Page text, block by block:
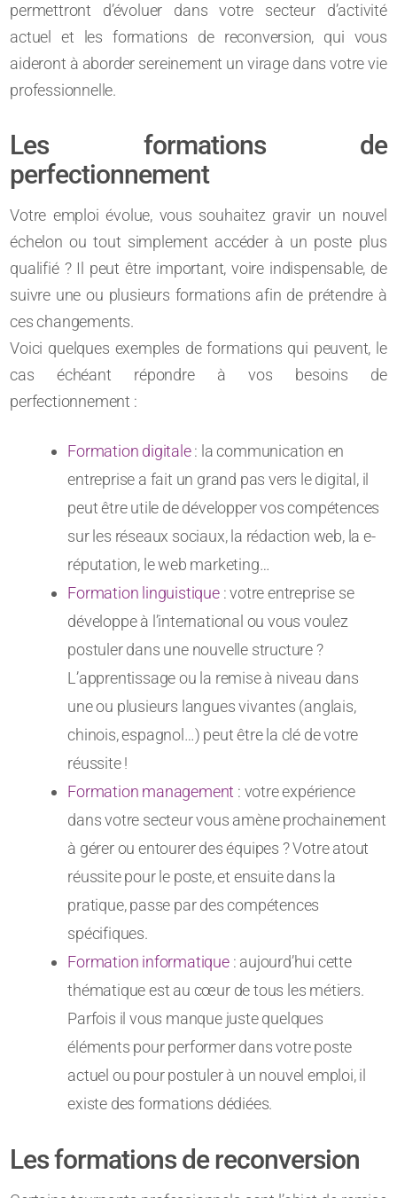
permettront d’évoluer dans votre secteur d’activité
actuel et les formations de reconversion, qui vous
aideront à aborder sereinement un virage dans votre vie
professionnelle.
Les formations de
perfectionnement
Votre emploi évolue, vous souhaitez gravir un nouvel
échelon ou tout simplement accéder à un poste plus
qualifié ? Il peut être important, voire indispensable, de
suivre une ou plusieurs formations afin de prétendre à
ces changements.
Voici quelques exemples de formations qui peuvent, le
cas échéant répondre à vos besoins de
perfectionnement :
Formation digitale: la communication en
entreprise a fait un grand pas vers le digital, il
peut être utile de développer vos compétences
sur les réseaux sociaux, la rédaction web, la e-
réputation, le web marketing…
Formation linguistique: votre entreprise se
développe à l’international ou vous voulez
postuler dans une nouvelle structure ?
L’apprentissage ou la remise à niveau dans
une ou plusieurs langues vivantes (anglais,
chinois, espagnol…) peut être la clé de votre
réussite !
Formation management : votre expérience
dans votre secteur vous amène prochainement
à gérer ou entourer des équipes ? Votre atout
réussite pour le poste, et ensuite dans la
pratique, passe par des compétences
spécifiques.
Formation informatique: aujourd’hui cette
thématique est au cœur de tous les métiers.
Parfois il vous manque juste quelques
éléments pour performer dans votre poste
actuel ou pour postuler à un nouvel emploi, il
existe des formations dédiées.
Les formations de reconversion